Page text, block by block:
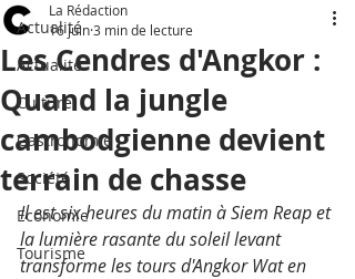
Actualité
Actualité
Culture
Gastronomie
Société
Economie
Tourisme
Les Cendres d'Angkor :
Quand la jungle
cambodgienne devient
terrain de chasse
La Rédaction
16 juin3 min de lecture
Il est six heures du matin à Siem Reap et
la lumière rasante du soleil levant
transforme les tours d'Angkor Wat en